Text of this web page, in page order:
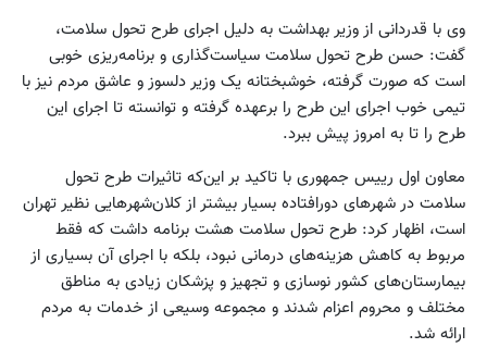
وی با قدردانی از وزیر بهداشت به دلیل اجرای طرح تحول سلامت،
گفت: حسن طرح تحول سلامت سیاست‌گذاری و برنامه‌ریزی خوبی
است که صورت گرفته، خوشبختانه یک وزیر دلسوز و عاشق مردم نیز با
تیمی خوب اجرای این طرح را برعهده گرفته و توانسته تا اجرای این
طرح را تا به امروز پیش ببرد.
معاون اول رییس جمهوری با تاکید بر این‌که تاثیرات طرح تحول
سلامت در شهرهای دورافتاده بسیار بیشتر از کلان‌شهرهایی نظیر تهران
است، اظهار کرد: طرح تحول سلامت هشت برنامه داشت که فقط
مربوط به کاهش هزینه‌های درمانی نبود، بلکه با اجرای آن بسیاری از
بیمارستان‌های کشور نوسازی و تجهیز و پزشکان زیادی به مناطق
مختلف و محروم اعزام شدند و مجموعه وسیعی از خدمات به مردم
ارائه شد.